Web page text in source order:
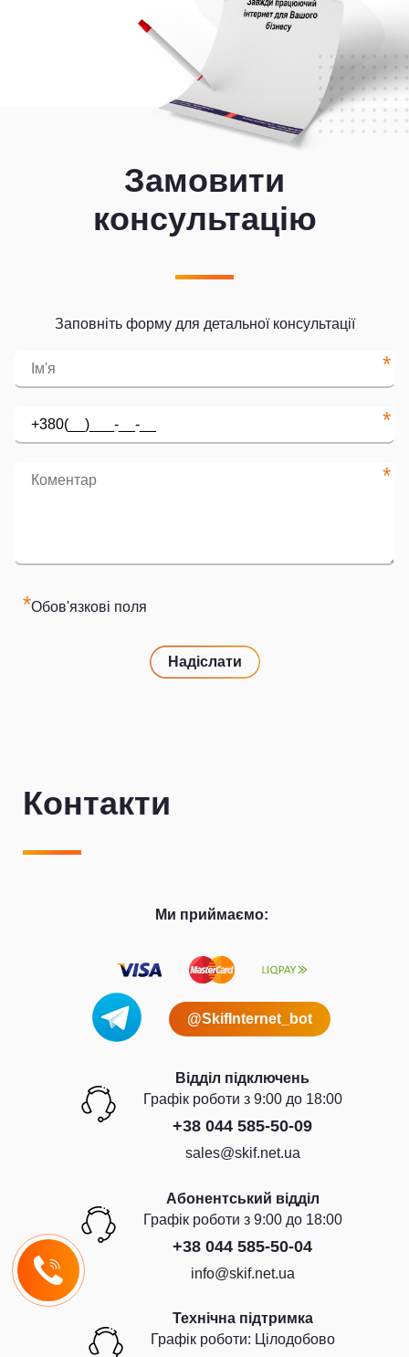
Замовити
консультацію
Заповніть форму для детальної консультації
*
*
*
*Обов'язкові поля
Надіслати
Контакти
Ми приймаємо:
@SkifInternet_bot
Відділ підключень
Графiк роботи з 9:00 до 18:00
+38 044 585-50-09
sales@skif.net.ua
Абонентський відділ
Графiк роботи з 9:00 до 18:00
+38 044 585-50-04
info@skif.net.ua
Технічна підтримка
Графiк роботи: Цiлодобово